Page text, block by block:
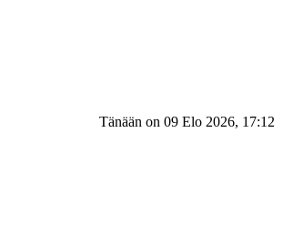
Tänään on 09 Elo 2026, 17:12